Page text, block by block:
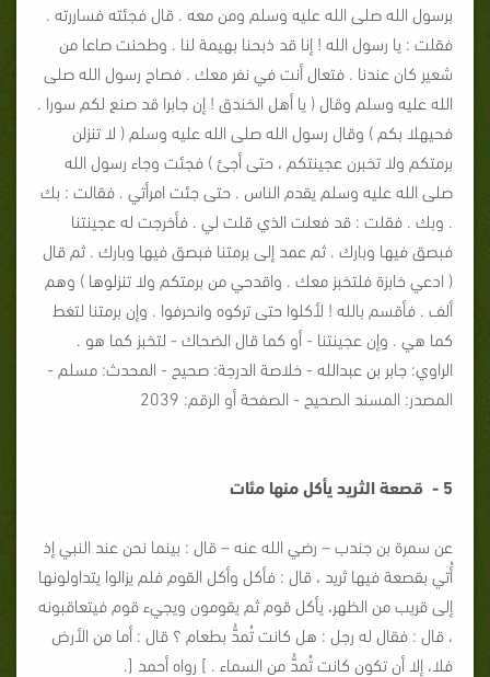
برسول الله صلى الله عليه وسلم ومن معه . قال فجئته فساررته .
فقلت : يا رسول الله ! إنا قد ذبحنا بهيمة لنا . وطحنت صاعا من
شعير كان عندنا . فتعال أنت في نفر معك . فصاح رسول الله صلى
الله عليه وسلم وقال ( يا أهل الخندق ! إن جابرا قد صنع لكم سورا .
فحيهلا بكم ) وقال رسول الله صلى الله عليه وسلم ( لا تنزلن
برمتكم ولا تخبرن عجينتكم ، حتى أجئ ) فجئت وجاء رسول الله
صلى الله عليه وسلم يقدم الناس . حتى جئت امرأتي . فقالت : بك
. وبك . فقلت : قد فعلت الذي قلت لي . فأخرجت له عجينتنا
فبصق فيها وبارك . ثم عمد إلى برمتنا فبصق فيها وبارك . ثم قال
( ادعي خابزة فلتخبز معك . واقدحي من برمتكم ولا تنزلوها ) وهم
ألف . فأقسم بالله ! لأكلوا حتى تركوه وانحرفوا . وإن برمتنا لتغط
كما هي . وإن عجينتنا - أو كما قال الضحاك - لتخبز كما هو .
الراوي: جابر بن عبدالله - خلاصة الدرجة: صحيح - المحدث: مسلم -
المصدر: المسند الصحيح - الصفحة أو الرقم: 2039
5 - قصعة الثريد يأكل منها مئات
عن سمرة بن جندب – رضي الله عنه – قال : بينما نحن عند النبي إذ
أُتي بقصعة فيها ثريد ، قال : فأكل وأكل القوم فلم يزالوا يتداولونها
إلى قريب من الظهر، يأكل قوم ثم يقومون ويجيء قوم فيتعاقبونه
، قال : فقال له رجل : هل كانت تُمدُّ بطعام ؟ قال : أما من الأرض
فلا، إلا أن تكون كانت تُمدُّ من السماء . ] رواه أحمد [.